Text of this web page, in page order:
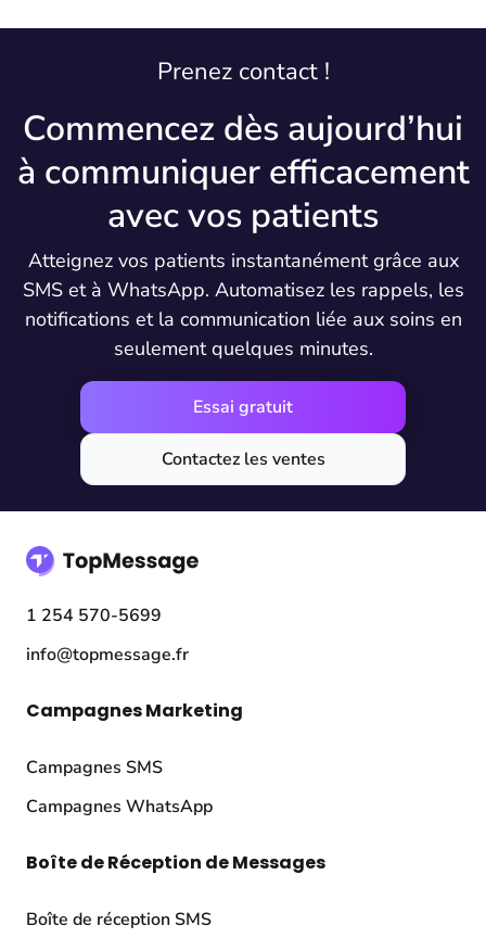
Prenez contact !
Commencez dès aujourd’hui
à communiquer efficacement
avec vos patients
Atteignez vos patients instantanément grâce aux
SMS et à WhatsApp. Automatisez les rappels, les
notifications et la communication liée aux soins en
seulement quelques minutes.
Essai gratuit
Contactez les ventes
1 254 570-5699
info@topmessage.fr
Campagnes Marketing
Campagnes SMS
Campagnes WhatsApp
Boîte de Réception de Messages
Boîte de réception SMS